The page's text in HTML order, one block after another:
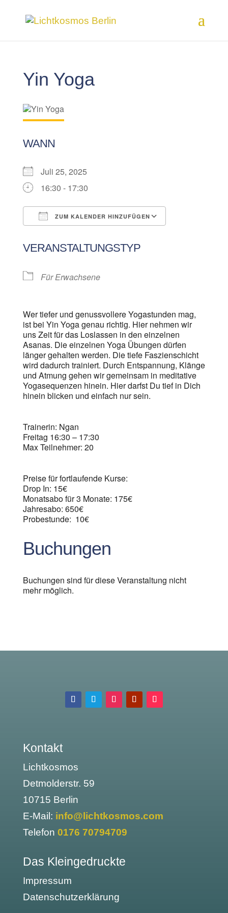
Yin Yoga
WANN
Juli 25, 2025
16:30 - 17:30
ZUM KALENDER HINZUFÜGEN
VERANSTALTUNGSTYP
Für Erwachsene
Wer tiefer und genussvollere Yogastunden mag,
ist bei Yin Yoga genau richtig. Hier nehmen wir
uns Zeit für das Loslassen in den einzelnen
Asanas. Die einzelnen Yoga Übungen dürfen
länger gehalten werden. Die tiefe Faszienschicht
wird dadurch trainiert. Durch Entspannung, Klänge
und Atmung gehen wir gemeinsam in meditative
Yogasequenzen hinein. Hier darfst Du tief in Dich
hinein blicken und einfach nur sein.
Trainerin: Ngan
Freitag 16:30 – 17:30
Max Teilnehmer: 20
Preise für fortlaufende Kurse:
Drop In: 15€
Monatsabo für 3 Monate: 175€
Jahresabo: 650€
Probestunde: 10€
Buchungen
Buchungen sind für diese Veranstaltung nicht
mehr möglich.
Kontakt
Lichtkosmos
Detmolderstr. 59
10715 Berlin
E-Mail: info@lichtkosmos.com
Telefon 0176 70794709
Das Kleingedruckte
Impressum
Datenschutzerklärung